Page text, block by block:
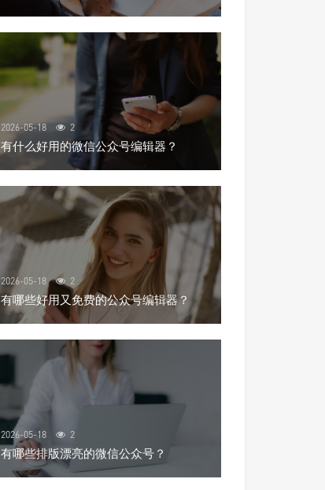
2026-05-18 2
有什么好用的微信公众号编辑器？
2026-05-18 2
有哪些好用又免费的公众号编辑器？
2026-05-18 2
有哪些排版漂亮的微信公众号？